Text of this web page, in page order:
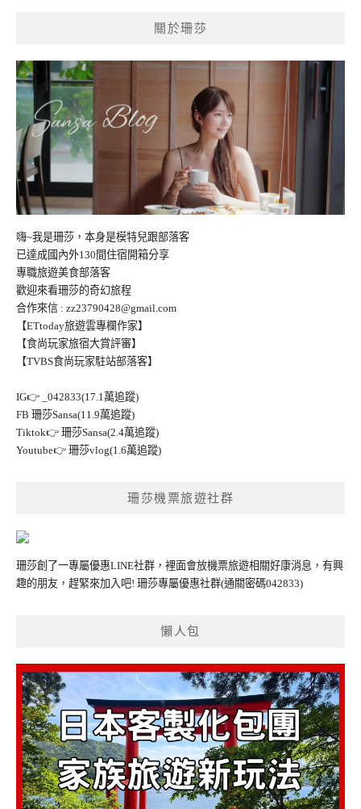
關於珊莎
嗨~我是珊莎，本身是模特兒跟部落客
已達成國內外130間住宿開箱分享
專職旅遊美食部落客
歡迎來看珊莎的奇幻旅程
合作來信 : zz23790428@gmail.com
【ETtoday旅遊雲專欄作家】
【食尚玩家旅宿大賞評審】
【TVBS食尚玩家駐站部落客】
IG👉
_042833(17.1萬追蹤)
FB 珊莎Sansa(11.9萬追蹤)
Tiktok👉 珊莎Sansa(2.4萬追蹤)
Youtube👉 珊莎vlog(1.6萬追蹤)
珊莎機票旅遊社群
珊莎創了一專屬優惠LINE社群，裡面會放機票旅遊相關好康消息，有興
趣的朋友，趕緊來加入吧! 珊莎專屬優惠社群(通關密碼042833)
懶人包